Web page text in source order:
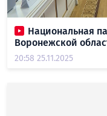
Национальная
Воронежской
20:58 25.11.2025